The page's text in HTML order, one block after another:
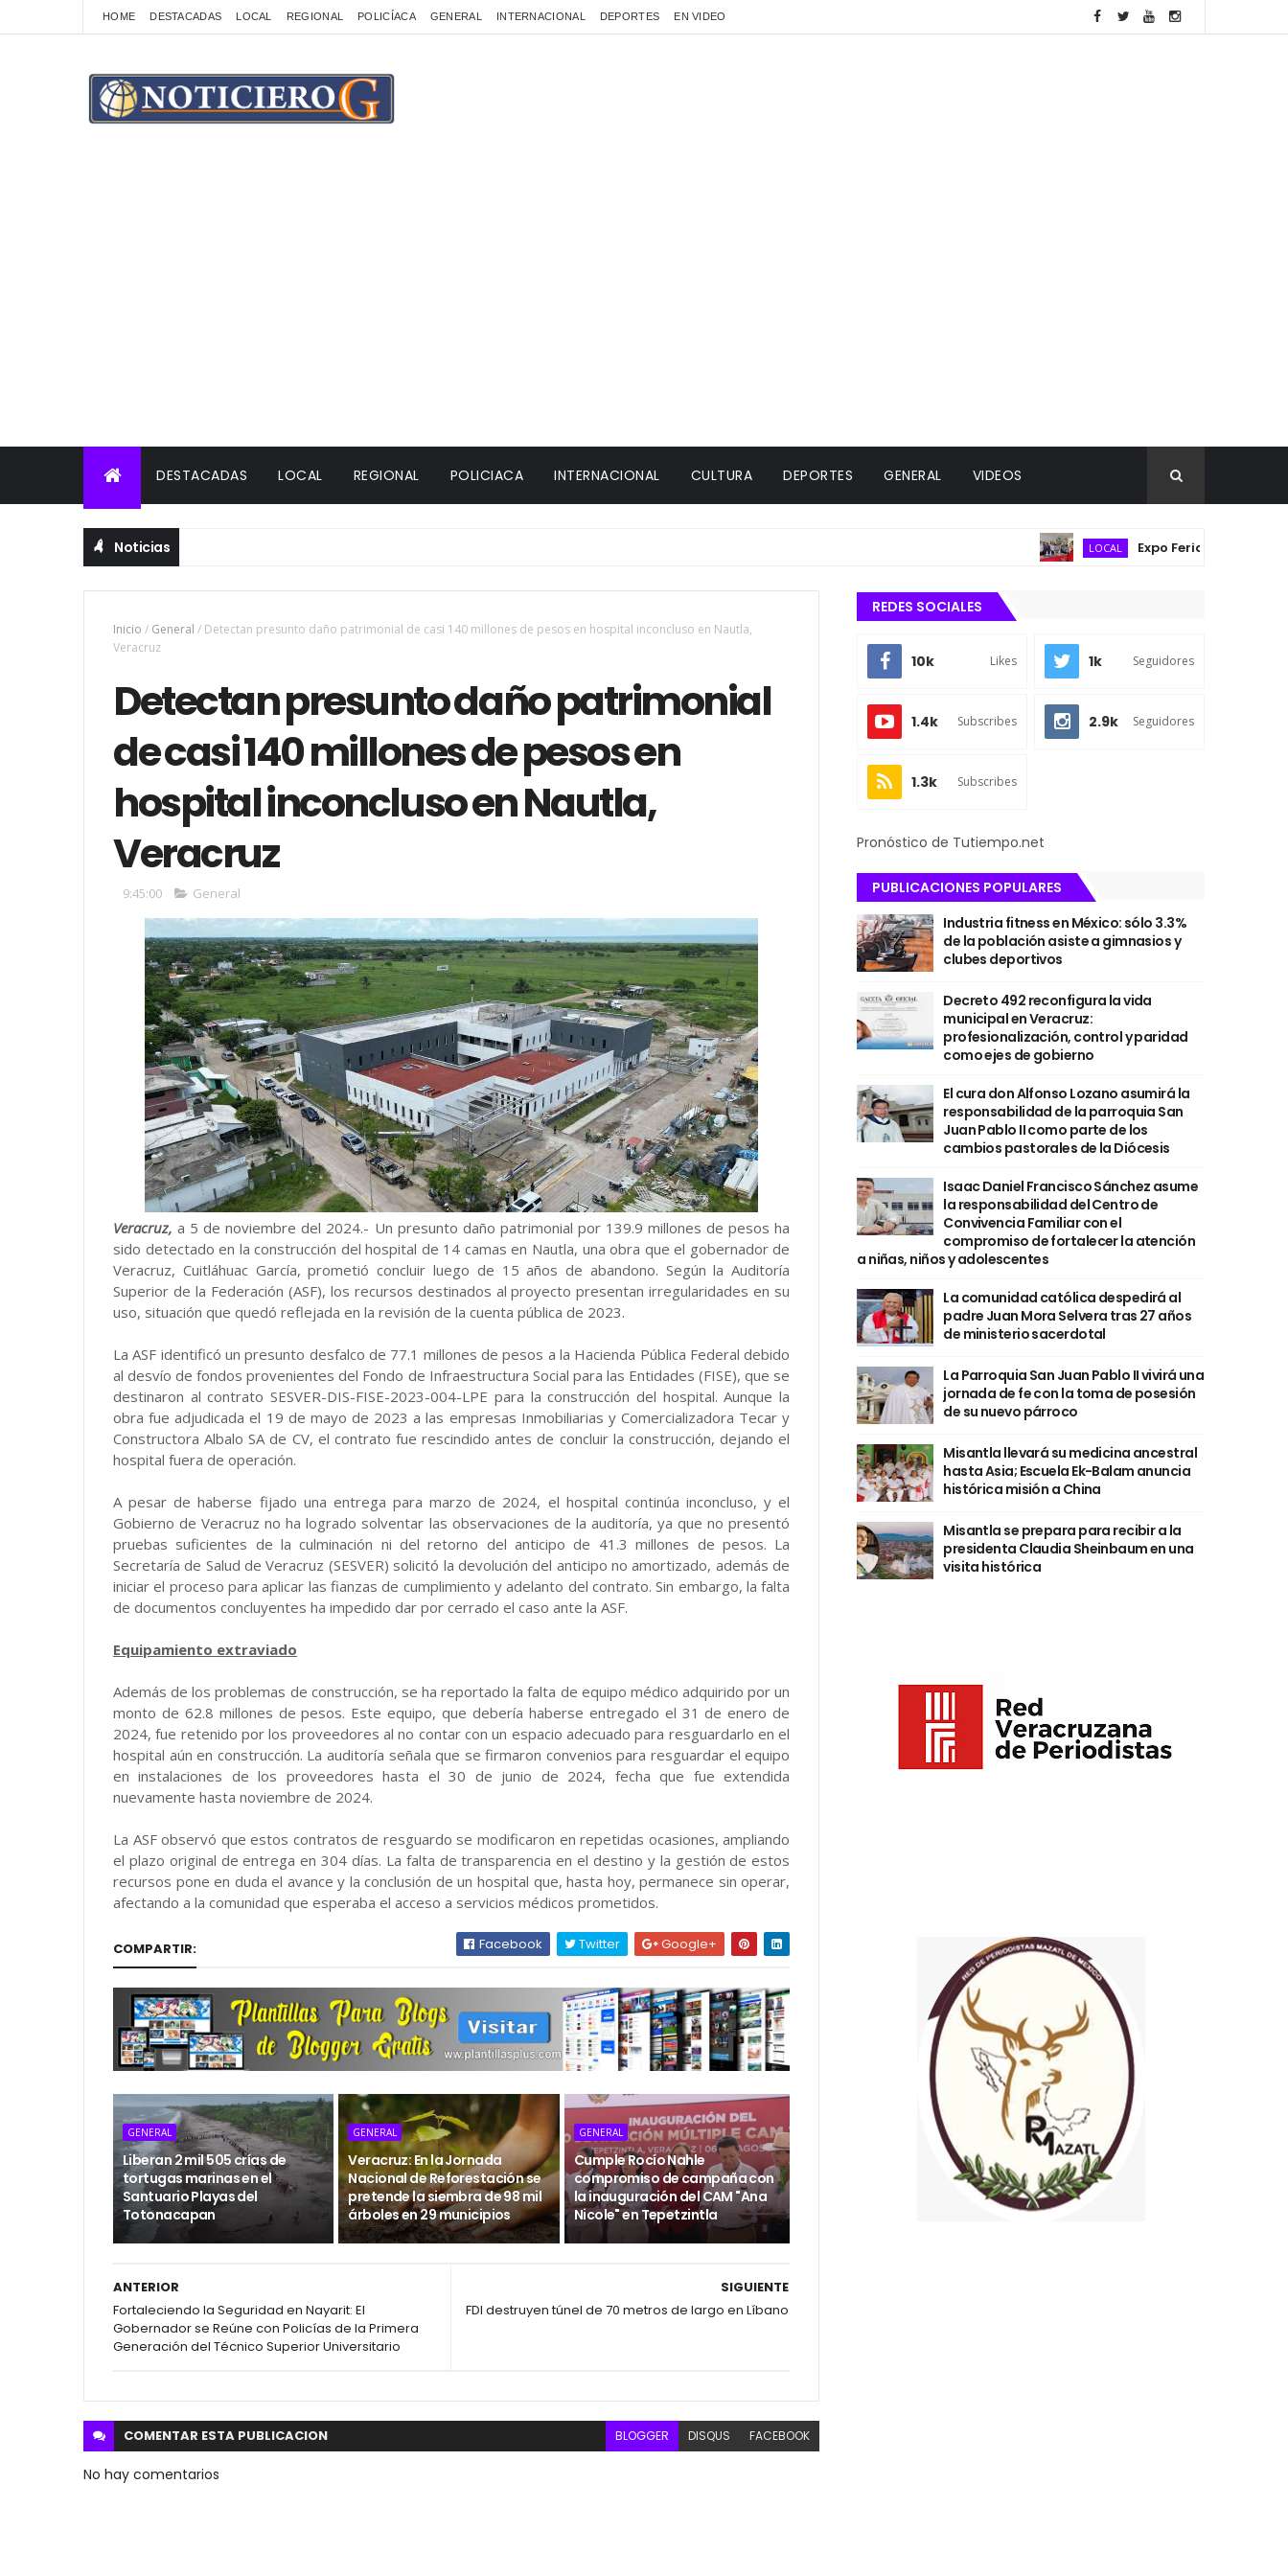
HOME DESTACADAS LOCAL REGIONAL POLICÍACA GENERAL INTERNACIONAL DEPORTES EN VIDEO
DESTACADAS LOCAL REGIONAL POLICIACA INTERNACIONAL CULTURA DEPORTES GENERAL VIDEOS
Noticias LOCAL Expo Feria Agropecuaria
Inicio / General / Detectan presunto daño patrimonial de casi 140 millones de pesos en hospital inconcluso en Nautla,
Veracruz
Detectan presunto daño patrimonial
de casi 140 millones de pesos en
hospital inconcluso en Nautla,
Veracruz
9:45:00 General
Veracruz,a 5 de noviembre del 2024.- Un presunto daño patrimonial por 139.9 millones de pesos ha
sido detectado en la construcción del hospital de 14 camas en Nautla, una obra que el gobernador de
Veracruz, Cuitláhuac García, prometió concluir luego de 15 años de abandono. Según la Auditoría
Superior de la Federación (ASF), los recursos destinados al proyecto presentan irregularidades en su
uso, situación que quedó reflejada en la revisión de la cuenta pública de 2023.
La ASF identificó un presunto desfalco de 77.1 millones de pesos a la Hacienda Pública Federal debido
al desvío de fondos provenientes del Fondo de Infraestructura Social para las Entidades (FISE), que se
destinaron al contrato SESVER-DIS-FISE-2023-004-LPE para la construcción del hospital. Aunque la
obra fue adjudicada el 19 de mayo de 2023 a las empresas Inmobiliarias y Comercializadora Tecar y
Constructora Albalo SA de CV, el contrato fue rescindido antes de concluir la construcción, dejando el
hospital fuera de operación.
A pesar de haberse fijado una entrega para marzo de 2024, el hospital continúa inconcluso, y el
Gobierno de Veracruz no ha logrado solventar las observaciones de la auditoría, ya que no presentó
pruebas suficientes de la culminación ni del retorno del anticipo de 41.3 millones de pesos. La
Secretaría de Salud de Veracruz (SESVER) solicitó la devolución del anticipo no amortizado, además de
iniciar el proceso para aplicar las fianzas de cumplimiento y adelanto del contrato. Sin embargo, la falta
de documentos concluyentes ha impedido dar por cerrado el caso ante la ASF.
Equipamiento extraviado
Además de los problemas de construcción, se ha reportado la falta de equipo médico adquirido por un
monto de 62.8 millones de pesos. Este equipo, que debería haberse entregado el 31 de enero de
2024, fue retenido por los proveedores al no contar con un espacio adecuado para resguardarlo en el
hospital aún en construcción. La auditoría señala que se firmaron convenios para resguardar el equipo
en instalaciones de los proveedores hasta el 30 de junio de 2024, fecha que fue extendida
nuevamente hasta noviembre de 2024.
La ASF observó que estos contratos de resguardo se modificaron en repetidas ocasiones, ampliando
el plazo original de entrega en 304 días. La falta de transparencia en el destino y la gestión de estos
recursos pone en duda el avance y la conclusión de un hospital que, hasta hoy, permanece sin operar,
afectando a la comunidad que esperaba el acceso a servicios médicos prometidos.
COMPARTIR: Facebook Twitter Google+
GENERAL
Liberan 2 mil 505 crías de
tortugas marinas en el
Santuario Playas del
Totonacapan
GENERAL
Veracruz: En la Jornada
Nacional de Reforestación se
pretende la siembra de 98 mil
árboles en 29 municipios
GENERAL
Cumple Rocío Nahle
compromiso de campaña con
la inauguración del CAM "Ana
Nicole" en Tepetzintla
SIGUIENTE
FDI destruyen túnel de 70 metros de largo en Líbano
ANTERIOR
Fortaleciendo la Seguridad en Nayarit: El
Gobernador se Reúne con Policías de la Primera
Generación del Técnico Superior Universitario
COMENTAR ESTA PUBLICACION BLOGGER DISQUS FACEBOOK
No hay comentarios
REDES SOCIALES
10k Likes 1k Seguidores
1.4k Subscribes 2.9k Seguidores
1.3k Subscribes
Pronóstico de Tutiempo.net
PUBLICACIONES POPULARES
Industria fitness en México: sólo 3.3%
de la población asiste a gimnasios y
clubes deportivos
Decreto 492 reconfigura la vida
municipal en Veracruz:
profesionalización, control y paridad
como ejes de gobierno
El cura don Alfonso Lozano asumirá la
responsabilidad de la parroquia San
Juan Pablo II como parte de los
cambios pastorales de la Diócesis
Isaac Daniel Francisco Sánchez asume
la responsabilidad del Centro de
Convivencia Familiar con el
compromiso de fortalecer la atención
a niñas, niños y adolescentes
La comunidad católica despedirá al
padre Juan Mora Selvera tras 27 años
de ministerio sacerdotal
La Parroquia San Juan Pablo II vivirá una
jornada de fe con la toma de posesión
de su nuevo párroco
Misantla llevará su medicina ancestral
hasta Asia; Escuela Ek-Balam anuncia
histórica misión a China
Misantla se prepara para recibir a la
presidenta Claudia Sheinbaum en una
visita histórica